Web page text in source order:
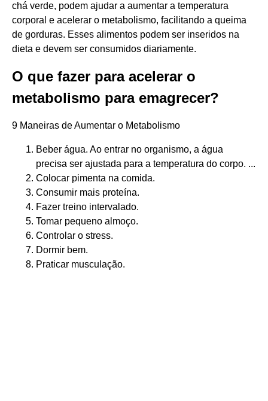
chá verde, podem ajudar a aumentar a temperatura
corporal e acelerar o metabolismo, facilitando a queima
de gorduras. Esses alimentos podem ser inseridos na
dieta e devem ser consumidos diariamente.
O que fazer para acelerar o
metabolismo para emagrecer?
9 Maneiras de Aumentar o Metabolismo
Beber água. Ao entrar no organismo, a água
precisa ser ajustada para a temperatura do corpo. ...
Colocar pimenta na comida.
Consumir mais proteína.
Fazer treino intervalado.
Tomar pequeno almoço.
Controlar o stress.
Dormir bem.
Praticar musculação.